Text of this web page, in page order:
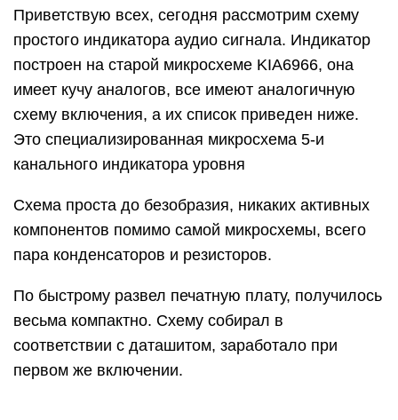
Приветствую всех, сегодня рассмотрим схему
простого индикатора аудио сигнала. Индикатор
построен на старой микросхеме KIA6966, она
имеет кучу аналогов, все имеют аналогичную
схему включения, а их список приведен ниже.
Это специализированная микросхема 5-и
канального индикатора уровня
Схема проста до безобразия, никаких активных
компонентов помимо самой микросхемы, всего
пара конденсаторов и резисторов.
По быстрому развел печатную плату, получилось
весьма компактно. Схему собирал в
соответствии с даташитом, заработало при
первом же включении.